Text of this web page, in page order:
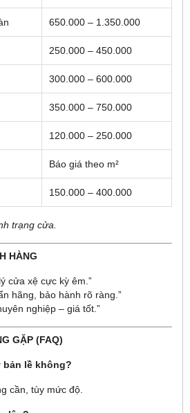
650.000 – 1.350.000
250.000 – 450.000
300.000 – 600.000
350.000 – 750.000
120.000 – 250.000
Báo giá theo m²
150.000 – 400.000
trạng cửa.
HÀNG
cửa xệ cực kỳ êm.”
hãng, bảo hành rõ ràng.”
nghiệp – giá tốt.”
GẶP (FAQ)
bản lề không?
cần, tùy mức độ.